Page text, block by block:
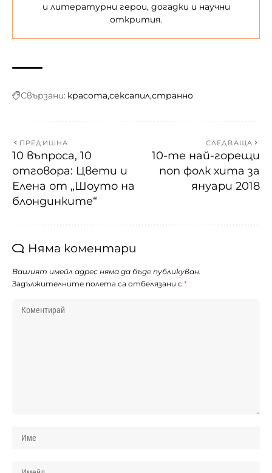
и литературни герои, догадки и научни
открития.
Свързани: красота сексапилстранно
ПРЕДИШНА
10 въпроса, 10
отговора: Цвети и
Елена от „Шоуто на
блондинките“
СЛЕДВАЩА
10-те най-горещи
поп фолк хита за
януари 2018
Няма коментари
Вашият имейл адрес няма да бъде публикуван.
Задължителните полета са отбелязани с *